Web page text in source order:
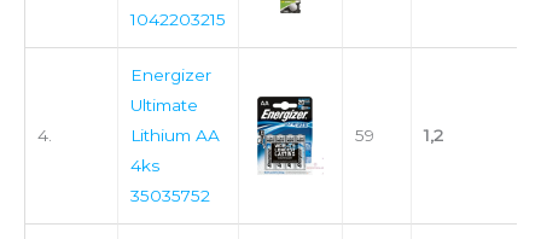
1042203215
4.
Energizer
Ultimate
Lithium AA
4ks
35035752
59 1,2